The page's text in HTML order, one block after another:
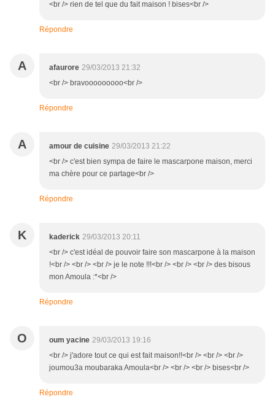
<br /> rien de tel que du fait maison ! bises<br />
Répondre
A afaurore 29/03/2013 21:32
<br /> bravooooooooo<br />
Répondre
A amour de cuisine 29/03/2013 21:22
<br /> c'est bien sympa de faire le mascarpone maison, merci
ma chère pour ce partage<br />
Répondre
K kaderick 29/03/2013 20:11
<br /> c'est idéal de pouvoir faire son mascarpone à la maison
!<br /> <br /> <br /> je le note !!!<br /> <br /> <br /> des bisous
mon Amoula :*<br />
Répondre
O oum yacine 29/03/2013 19:16
<br /> j'adore tout ce qui est fait maison!!<br /> <br /> <br />
joumou3a moubaraka Amoula<br /> <br /> <br /> bises<br />
Répondre